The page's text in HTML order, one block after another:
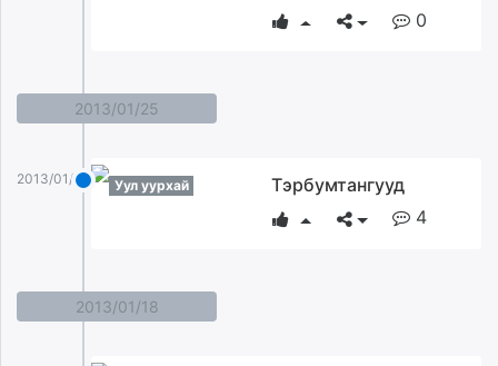
0
2013/01/25
2013/01/25 Уул уурхай
Тэрбумтангууд
4
2013/01/18